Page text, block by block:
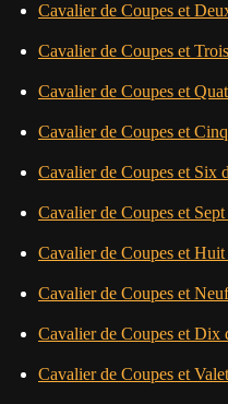
Cavalier de Coupes et
Cavalier de Coupes et
Cavalier de Coupes et
Cavalier de Coupes et
Cavalier de Coupes et Six
Cavalier de Coupes et Sept
Cavalier de Coupes et Huit
Cavalier de Coupes et
Cavalier de Coupes et Dix
Cavalier de Coupes et